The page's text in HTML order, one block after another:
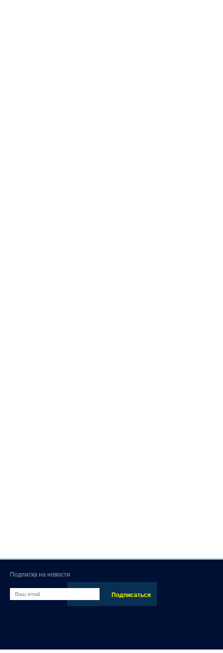
Подписка на новости